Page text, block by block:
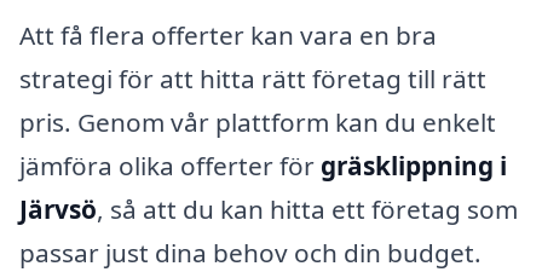
Att få flera offerter kan vara en bra
strategi för att hitta rätt företag till rätt
pris. Genom vår plattform kan du enkelt
jämföra olika offerter för gräsklippning i
Järvsö, så att du kan hitta ett företag som
passar just dina behov och din budget.